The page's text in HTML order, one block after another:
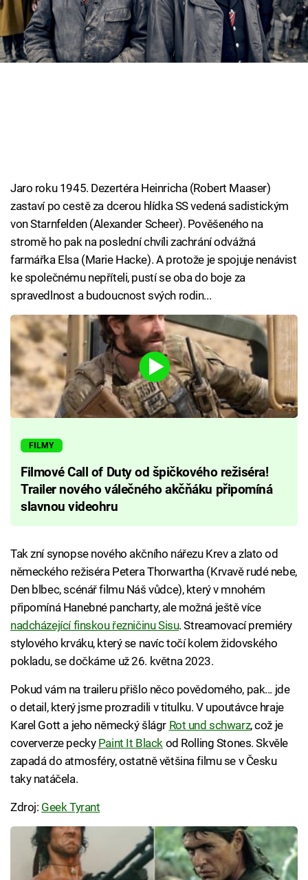
Cool Esport
Pořady
Sledujte nás
Jaro roku 1945. Dezertéra Heinricha (Robert Maaser)
zastaví po cestě za dcerou hlídka SS vedená sadistickým
von Starnfelden (Alexander Scheer). Pověšeného na
stromě ho pak na poslední chvíli zachrání odvážná
farmářka Elsa (Marie Hacke). A protože je spojuje nenávist
ke společnému nepříteli, pustí se oba do boje za
spravedlnost a budoucnost svých rodin...
FILMY
Filmové Call of Duty od špičkového režiséra!
Trailer nového válečného akčňáku připomíná
slavnou videohru
Tak zní synopse nového akčního nářezu Krev a zlato od
německého režiséra Petera Thorwartha (Krvavě rudé nebe,
Den blbec, scénář filmu Náš vůdce), který v mnohém
připomíná Hanebné pancharty, ale možná ještě více
nadcházející finskou řezničinu Sisu. Streamovací premiéry
stylového krváku, který se navíc točí kolem židovského
pokladu, se dočkáme už 26. května 2023.
Pokud vám na traileru přišlo něco povědomého, pak... jde
o detail, který jsme prozradili v titulku. V upoutávce hraje
Karel Gott a jeho německý šlágr Rot und schwarz, což je
coververze pecky Paint It Black od Rolling Stones. Skvěle
zapadá do atmosféry, ostatně většina filmu se v Česku
taky natáčela.
Zdroj: Geek Tyrant